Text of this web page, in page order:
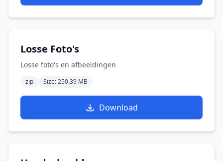
Losse Foto's
Losse foto's en afbeeldingen
zip Size: 250.39 MB
Download